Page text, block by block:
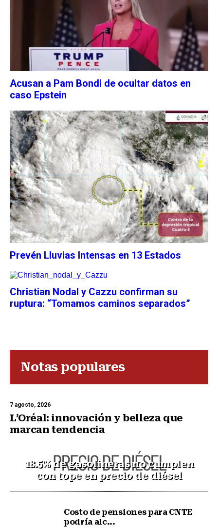
Acusan a Pam Bondi de ocultar datos en
caso Epstein
Prevén Lluvias Intensas en 13 Estados
Christian Nodal y Cazzu confirman su
ruptura: “Tomamos caminos separados”
Notas populares
7 agosto, 2026
L’Oréal: innovación y belleza que
marcan tendencia
18.5% de gasolineras no cumplen
con tope en precio de diésel
Costo de pensiones para CNTE
podría alc...